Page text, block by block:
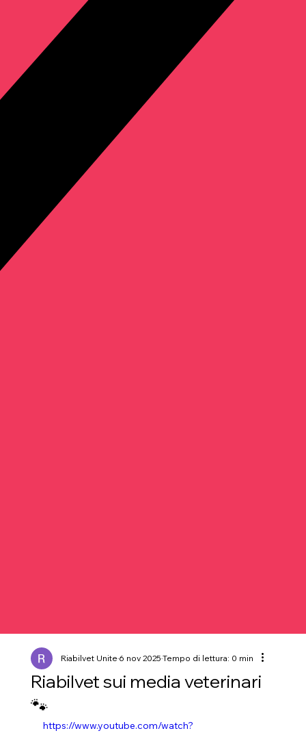
Riabilvet sui media veterinari
🐾
Riabilvet Unite6 nov 2025Tempo di lettura: 0 min
https://www.youtube.com/watch?